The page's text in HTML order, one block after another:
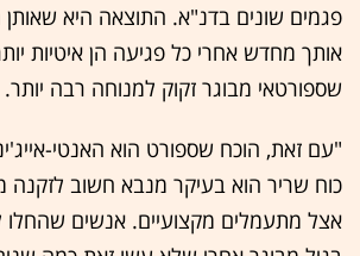
פגמים שונים בדנ"א. התוצאה היא שאותן
אותך מחדש אחרי כל פגיעה הן איטיות
שספורטאי מבוגר זקוק למנוחה רבה יותר.
"עם זאת, הוכח שספורט הוא האנטי-
כוח שריר הוא בעיקר מנבא חשוב לזקנה
אצל מתעמלים מקצועיים. אנשים שהחלו